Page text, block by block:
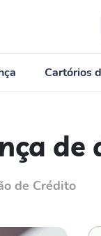
Cartórios
de Crédito